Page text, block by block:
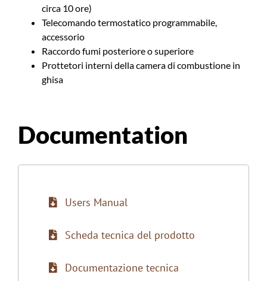
circa 10 ore)
Telecomando termostatico programmabile,
accessorio
Raccordo fumi posteriore o superiore
Prottetori interni della camera di combustione in
ghisa
Documentation
Users Manual
Scheda tecnica del prodotto
Documentazione tecnica